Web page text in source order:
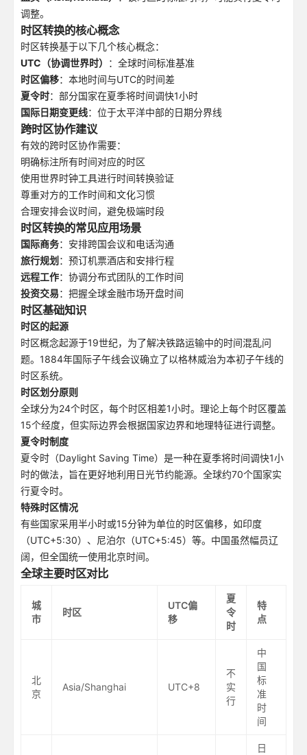
调整。
时区转换的核心概念
时区转换基于以下几个核心概念：
UTC（协调世界时）
：全球时间标准基准
时区偏移：本地时间与UTC的时间差
夏令时：部分国家在夏季将时间调快1小时
国际日期变更线：位于太平洋中部的日期分界线
跨时区协作建议
有效的跨时区协作需要：
明确标注所有时间对应的时区
使用世界时钟工具进行时间转换验证
尊重对方的工作时间和文化习惯
合理安排会议时间，避免极端时段
时区转换的常见应用场景
国际商务：安排跨国会议和电话沟通
旅行规划 ：预订机票酒店和安排行程
远程工作：协调分布式团队的工作时间
投资交易：把握全球金融市场开盘时间
时区基础知识
时区的起源
时区概念起源于19世纪，为了解决铁路运输中的时间混乱问
题。1884年国际子午线会议确立了以格林威治为本初子午线的
时区系统。
时区划分原则
全球分为24个时区，每个时区相差1小时。理论上每个时区覆盖
15个经度，但实际边界会根据国家边界和地理特征进行调整。
夏令时制度
夏令时（Daylight Saving Time）是一种在夏季将时间调快1小
时的做法，旨在更好地利用日光节约能源。全球约70个国家实
行夏令时。
特殊时区情况
有些国家采用半小时或15分钟为单位的时区偏移，如印度
（UTC+5:30）、尼泊尔（UTC+5:45）等。中国虽然幅员辽
阔，但全国统一使用北京时间。
全球主要时区对比
城
市
时区
UTC偏
移
夏
令
时
特
点
北
京
Asia/Shanghai UTC+8
不
实
行
中
国
标
准
时
间
日